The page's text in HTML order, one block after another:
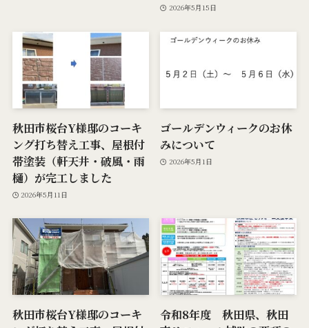
2026年5月15日
秋田市桜台Y様邸のコーキ
ング打ち替え工事、屋根付
帯塗装（軒天井・破風・雨
樋）が完工しました
2026年5月11日
ゴールデンウィークのお休
みについて
2026年5月1日
秋田市桜台Y様邸のコーキ
令和8年度 秋田県、秋田